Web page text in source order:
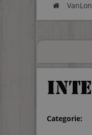
Categorie: